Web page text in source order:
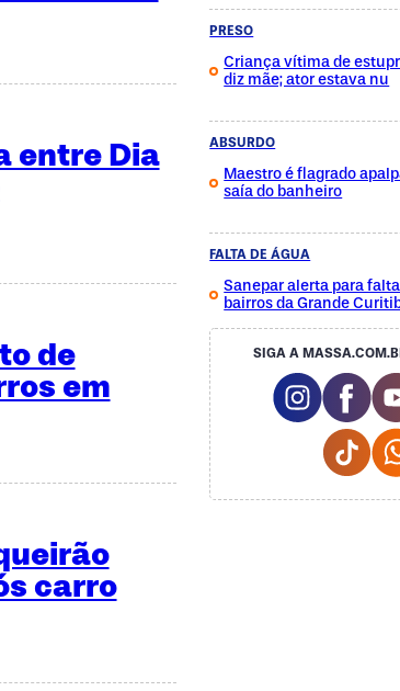
entre Dia
de
em
carro
PRESO
Criança vítima de
diz mãe; ator estava nu
ABSURDO
Maestro é flagrado
saía do banheiro
FALTA DE ÁGUA
Sanepar alerta para
bairros da Grande
SIGA A